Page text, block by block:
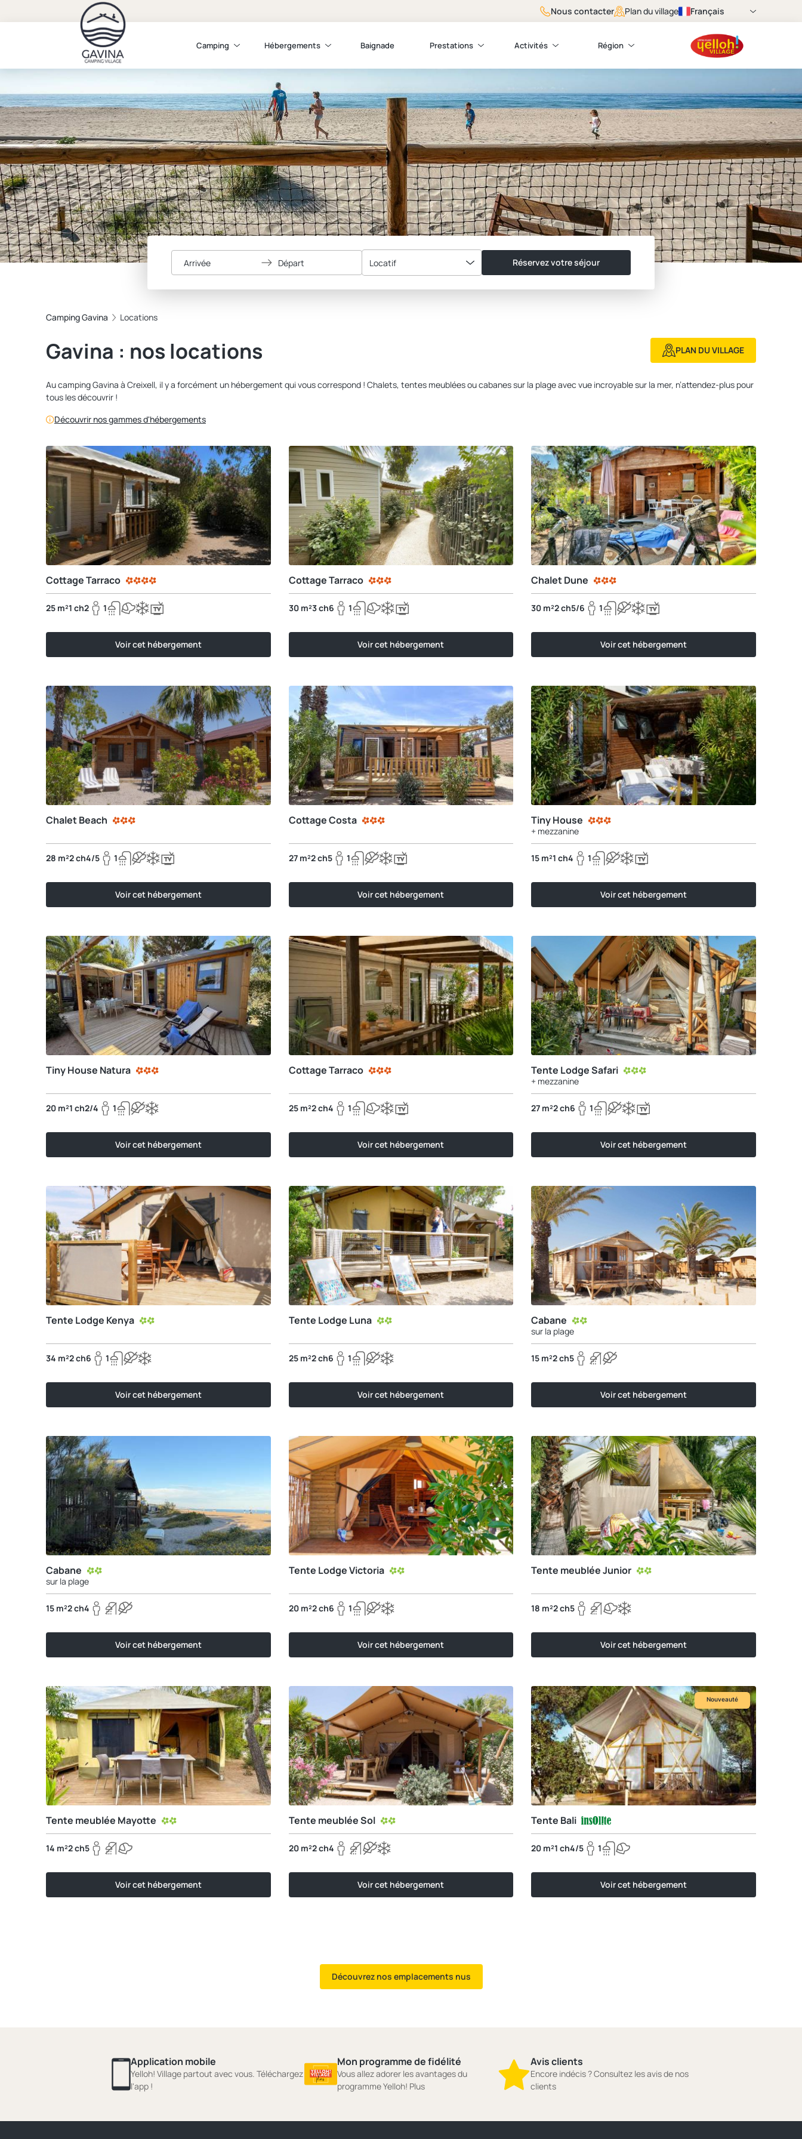
Nous contacter Plan du village Français
Camping Hébergements Baignade Prestations Activités Région
Arrivée Départ Locatif Réservez votre séjour
Camping Gavina Locations
Gavina : nos locations PLAN DU VILLAGE
Au camping Gavina à Creixell, il y a forcément un hébergement qui vous correspond ! Chalets, tentes meublées ou cabanes sur la plage avec vue incroyable sur la mer, n’attendez-plus pour
tous les découvrir !
Découvrir nos gammes d'hébergements
Cottage Tarraco
25 m²1 ch2 1
Voir cet hébergement
Cottage Tarraco
30 m²3 ch6 1
Voir cet hébergement
Chalet Dune
30 m²2 ch5/6 1
Voir cet hébergement
Chalet Beach
28 m²2 ch4/5 1
Voir cet hébergement
Cottage Costa
27 m²2 ch5 1
Voir cet hébergement
Tiny House
+ mezzanine
15 m²1 ch4 1
Voir cet hébergement
Tiny House Natura
20 m²1 ch2/4 1
Voir cet hébergement
Cottage Tarraco
25 m²2 ch4 1
Voir cet hébergement
Tente Lodge Safari
+ mezzanine
27 m²2 ch6 1
Voir cet hébergement
Tente Lodge Kenya
34 m²2 ch6 1
Voir cet hébergement
Tente Lodge Luna
25 m²2 ch6 1
Voir cet hébergement
Cabane
sur la plage
15 m²2 ch5
Voir cet hébergement
Cabane
sur la plage
15 m²2 ch4
Voir cet hébergement
Tente Lodge Victoria
20 m²2 ch6 1
Voir cet hébergement
Tente meublée Junior
18 m²2 ch5
Voir cet hébergement
Tente meublée Mayotte
14 m²2 ch5
Voir cet hébergement
Tente meublée Sol
20 m²2 ch4
Voir cet hébergement
Nouveauté
Tente Bali
20 m²1 ch4/5 1
Voir cet hébergement
Découvrez nos emplacements nus
Application mobile
Yelloh! Village partout avec vous. Téléchargez
l'app !
Mon programme de fidélité
Vous allez adorer les avantages du
programme Yelloh! Plus
Avis clients
Encore indécis ? Consultez les avis de nos
clients